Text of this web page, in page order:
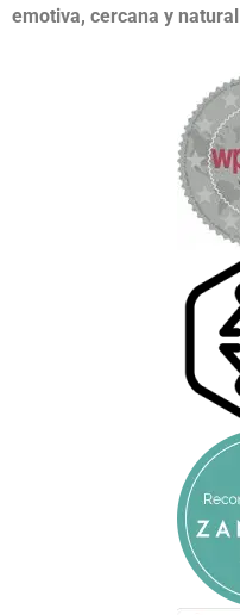
emotiva, cercana y natural